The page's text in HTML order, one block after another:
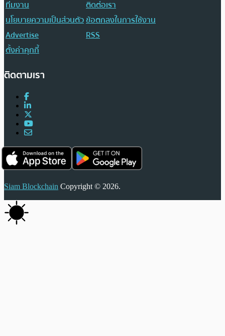
ทีมงาน
ติดต่อเรา
นโยบายความเป็นส่วนตัวข้อตกลงในการใช้งาน
Advertise
RSS
ตั้งค่าคุกกี้
ติดตามเรา
Siam Blockchain Copyright © 2026.